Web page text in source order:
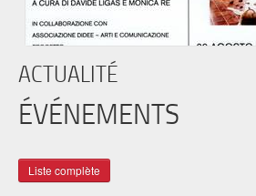
ACTUALITÉ
ÉVÉNEMENTS